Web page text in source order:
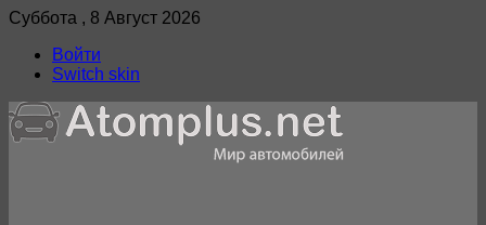
Суббота , 8 Август 2026
Войти
Switch skin